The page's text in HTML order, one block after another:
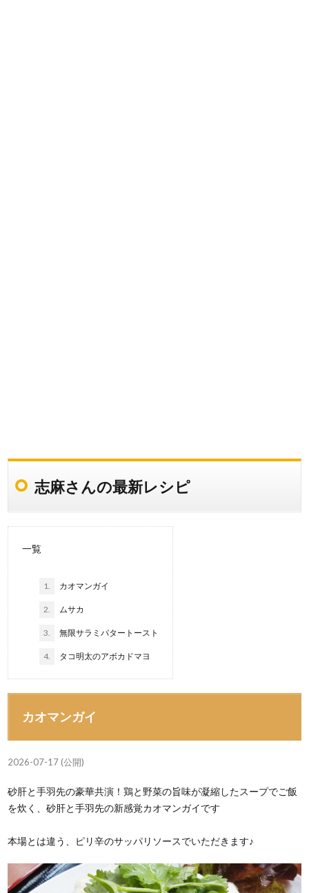
志麻さんの最新レシピ
一覧
1. カオマンガイ
2. ムサカ
3. 無限サラミバタートースト
4. タコ明太のアボカドマヨ
カオマンガイ
2026-07-17 (公開)
砂肝と手羽先の豪華共演！鶏と野菜の旨味が凝縮したスープでご飯
を炊く、砂肝と手羽先の新感覚カオマンガイです
本場とは違う、ピリ辛のサッパリソースでいただきます♪